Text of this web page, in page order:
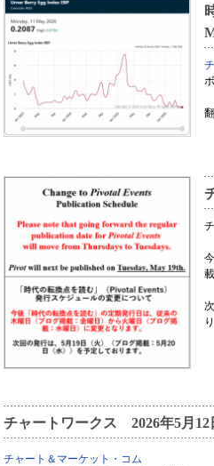
チャートワークス 2026年5月
チャート＆マーケット・コム